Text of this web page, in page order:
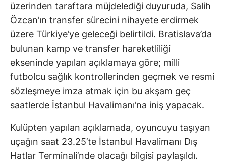
üzerinden taraftara müjdelediği duyuruda, Salih
Özcan’ın transfer sürecini nihayete erdirmek
üzere Türkiye’ye geleceği belirtildi. Bratislava’da
bulunan kamp ve transfer hareketliliği
ekseninde yapılan açıklamaya göre; milli
futbolcu sağlık kontrollerinden geçmek ve resmi
sözleşmeye imza atmak için bu akşam geç
saatlerde İstanbul Havalimanı’na iniş yapacak.
Kulüpten yapılan açıklamada, oyuncuyu taşıyan
uçağın saat 23.25’te İstanbul Havalimanı Dış
Hatlar Terminali’nde olacağı bilgisi paylaşıldı.